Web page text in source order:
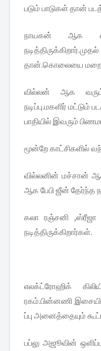
படும் பாடுகள் தான்
நாயகன் ஆக
தான்.கொலையை
வில்லன் ஆக வரும்
நடிப்பு.மகளிர்
பாதியில் இவரும்
மூன்றே காட்சிகளில்
வில்லனின் மச்சான்
ஆக பேபி ஜீன் தேர்ந்த
கலா ரஞ்சனி ,ஸ்ரீஜா
நடித்திருக்கிறார்கள்.
எலக்ட்ரோஹிக்
ரகம்.பின்னணி இசையில்
ப்பு அனைத்தையும்
பப்லு அஜூவின்